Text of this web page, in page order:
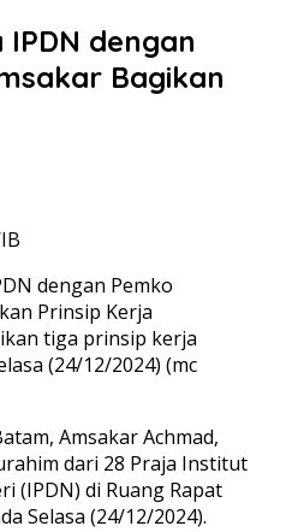
dengan
Bagikan
tiga prinsip kerja
(24/12/2024) (mc
Amsakar Achmad,
dari 28 Praja Institut
(IPDN) di Ruang Rapat
Selasa (24/12/2024).